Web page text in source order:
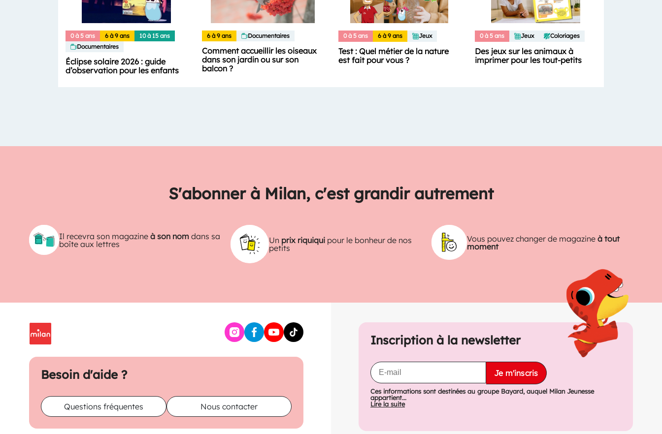
0 à 5 ans 6 à 9 ans
10 à 15 ans
Documentaires
Éclipse solaire 2026 : guide
d’observation pour les enfants
6 à 9 ans Documentaires
Comment accueillir les oiseaux
dans son jardin ou sur son
balcon ?
0 à 5 ans 6 à 9 ans Jeux
Test : Quel métier de la nature
est fait pour vous ?
0 à 5 ans Jeux Coloriages
Des jeux sur les animaux à
imprimer pour les tout-petits
S'abonner à Milan, c'est grandir autrement
Il recevra son magazineà son nom dans sa
boîte aux lettres
Un prix riquiqui pour le bonheur de nos
petits
Vous pouvez changer de magazine à tout
moment
Besoin d'aide ?
Questions fréquentes Nous contacter
Inscription à la newsletter
Je m'inscris
Ces informations sont destinées au groupe Bayard, auquel Milan Jeunesse
appartient...
Lire la suite